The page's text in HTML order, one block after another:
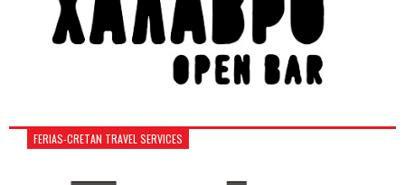
FERIAS-CRETAN TRAVEL SERVICES